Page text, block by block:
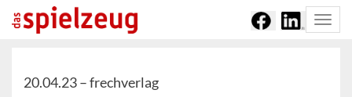
20.04.23 –frechverlag